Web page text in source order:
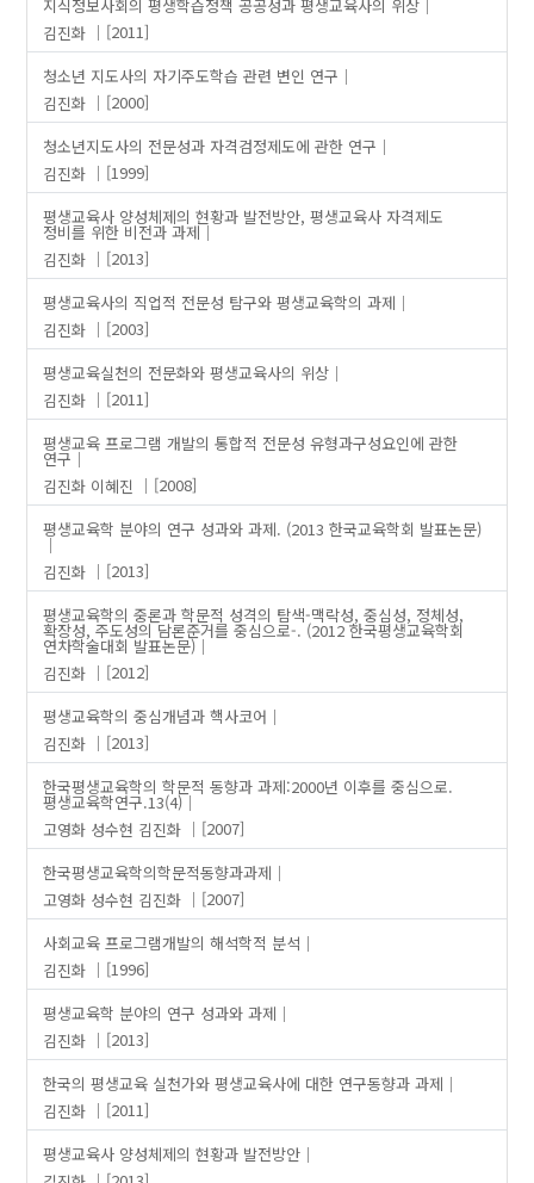
지식정보사회의 평생학습정책 공공성과 평생교육사의 위상
김진화
[2011]
청소년 지도사의 자기주도학습 관련 변인 연구
김진화
[2000]
청소년지도사의 전문성과 자격검정제도에 관한 연구
김진화
[1999]
평생교육사 양성체제의 현황과 발전방안, 평생교육사 자격제도
정비를 위한 비전과 과제
김진화
[2013]
평생교육사의 직업적 전문성 탐구와 평생교육학의 과제
김진화
[2003]
평생교육실천의 전문화와 평생교육사의 위상
김진화
[2011]
평생교육 프로그램 개발의 통합적 전문성 유형과구성요인에 관한
연구
김진화 이혜진
[2008]
평생교육학 분야의 연구 성과와 과제. (2013 한국교육학회 발표논문)
김진화
[2013]
평생교육학의 중론과 학문적 성격의 탐색-맥락성, 중심성, 정체성,
확장성, 주도성의 담론준거를 중심으로-. (2012 한국평생교육학회
연차학술대회 발표논문)
김진화
[2012]
평생교육학의 중심개념과 핵사코어
김진화
[2013]
한국평생교육학의 학문적 동향과 과제:2000년 이후를 중심으로.
평생교육학연구.13(4)
고영화 성수현 김진화
[2007]
한국평생교육학의학문적동향과과제
고영화 성수현 김진화
[2007]
사회교육 프로그램개발의 해석학적 분석
김진화
[1996]
평생교육학 분야의 연구 성과와 과제
김진화
[2013]
한국의 평생교육 실천가와 평생교육사에 대한 연구동향과 과제
김진화
[2011]
평생교육사 양성체제의 현황과 발전방안